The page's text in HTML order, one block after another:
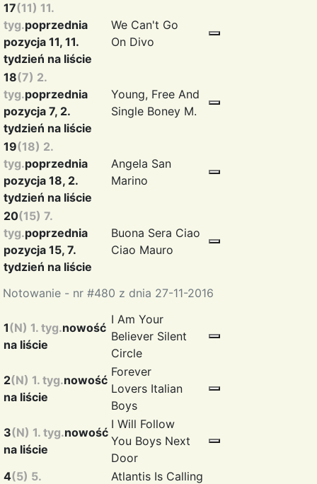
Notowanie - nr #480 z dnia 27-11-2016
17(11) 11.
tyg.poprzednia
pozycja 11, 11.
tydzień na liście
We Can't Go
On Divo
18(7) 2.
tyg.poprzednia
pozycja 7, 2.
tydzień na liście
Young, Free And
Single Boney M.
19(18) 2.
tyg.poprzednia
pozycja 18, 2.
tydzień na liście
Angela San
Marino
20(15) 7.
tyg.poprzednia
pozycja 15, 7.
tydzień na liście
Buona Sera Ciao
Ciao Mauro
1(N) 1. tyg.nowość
na liście
I Am Your
Believer Silent
Circle
2(N) 1. tyg.nowość
na liście
Forever
Lovers Italian
Boys
3(N) 1. tyg.nowość
na liście
I Will Follow
You Boys Next
Door
4(5) 5.
Atlantis Is Calling